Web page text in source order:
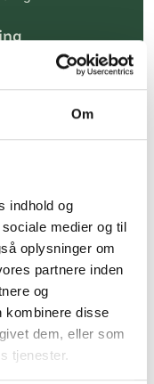
Om
indhold og
medier og til
oplysninger om
partnere inden
og
kombinere disse
dem, eller som
tjenester.
min. i Kbh)
af kendte
spændende
lav pris.
her